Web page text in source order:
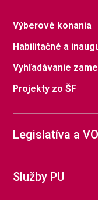
Výberové konania
Habilitačné a
Vyhľadávanie
Projekty zo ŠF
Legislatíva a VO
Služby PU